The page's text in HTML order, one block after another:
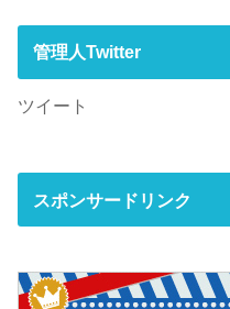
管理人Twitter
ツイート
スポンサードリンク